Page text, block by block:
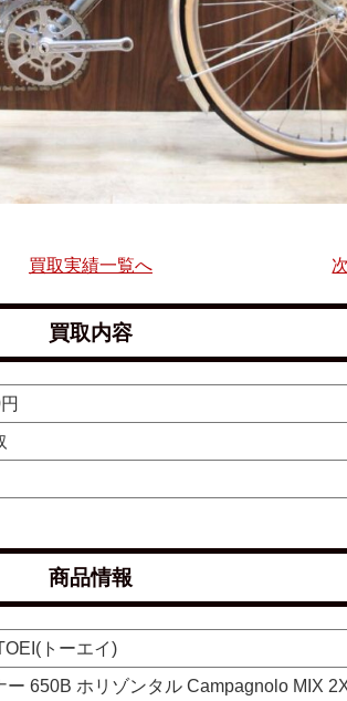
買取実績一覧へ
買取内容
商品情報
トーエイ)
ー 650B ホリゾンタル Campagnolo MIX